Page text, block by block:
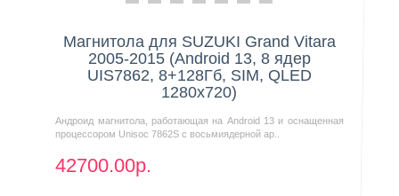
Нашли дешевле?
Магнитола для SUZUKI Grand Vitara
2005-2015 (Android 13, 8 ядер
UIS7862, 8+128Гб, SIM, QLED
1280x720)
Андроид магнитола, работающая на Android 13 и оснащенная
процессором Unisoc 7862S с восьмиядерной ар..
42700.00р.